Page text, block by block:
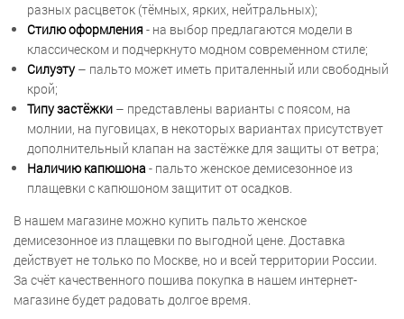
разных расцветок (тёмных, ярких, нейтральных);
Стилю оформления - на выбор предлагаются модели в
классическом и подчеркнуто модном современном стиле;
Силуэту– пальто может иметь приталенный или свободный
крой;
Типу застёжки – представлены варианты с поясом, на
молнии, на пуговицах, в некоторых вариантах присутствует
дополнительный клапан на застёжке для защиты от ветра;
Наличию капюшона- пальто женское демисезонное из
плащевки с капюшоном защитит от осадков.
В нашем магазине можно купить пальто женское
демисезонное из плащевки по выгодной цене. Доставка
действует не только по Москве, но и всей территории России.
За счёт качественного пошива покупка в нашем интернет-
магазине будет радовать долгое время.